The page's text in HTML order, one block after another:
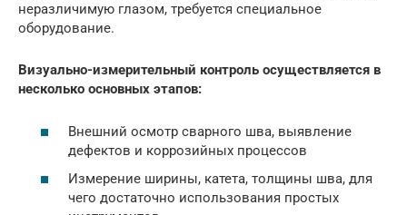
неразличимую глазом, требуется специальное
оборудование.
Визуально-измерительный контроль осуществляется в
несколько основных этапов:
Внешний осмотр сварного шва, выявление
дефектов и коррозийных процессов
Измерение ширины, катета, толщины шва, для
чего достаточно использования простых